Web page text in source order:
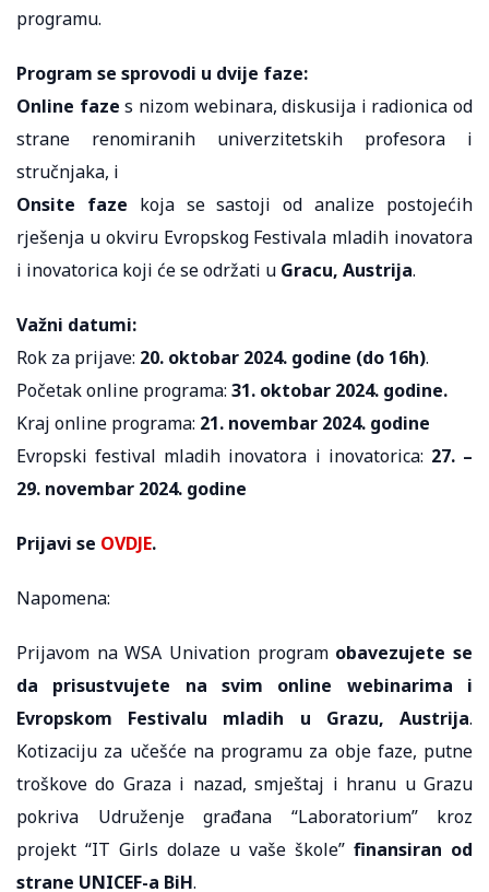
programu.
Program se sprovodi u dvije faze:
Online faze s nizom webinara, diskusija i radionica od
strane renomiranih univerzitetskih profesora i
stručnjaka, i
Onsite faze koja se sastoji od analize postojećih
rješenja u okviru Evropskog Festivala mladih inovatora
i inovatorica koji će se održati u Gracu, Austrija.
Važni datumi:
Rok za prijave: 20. oktobar 2024. godine (do 16h).
Početak online programa: 31. oktobar 2024. godine.
Kraj online programa: 21. novembar 2024. godine
Evropski festival mladih inovatora i inovatorica: 27. –
29. novembar 2024. godine
Prijavi se OVDJE.
Napomena:
Prijavom na WSA Univation program obavezujete se
da prisustvujete na svim online webinarima i
Evropskom Festivalu mladih u Grazu, Austrija.
Kotizaciju za učešće na programu za obje faze, putne
troškove do Graza i nazad, smještaj i hranu u Grazu
pokriva Udruženje građana “Laboratorium” kroz
projekt “IT Girls dolaze u vaše škole” finansiran od
strane UNICEF-a BiH.